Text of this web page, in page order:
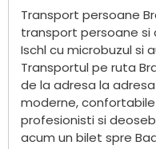
Transport persoane
transport persoane si
Ischl cu microbuzul si
Transportul pe ruta
de la adresa la
moderne,
profesionisti si
acum un bilet spre